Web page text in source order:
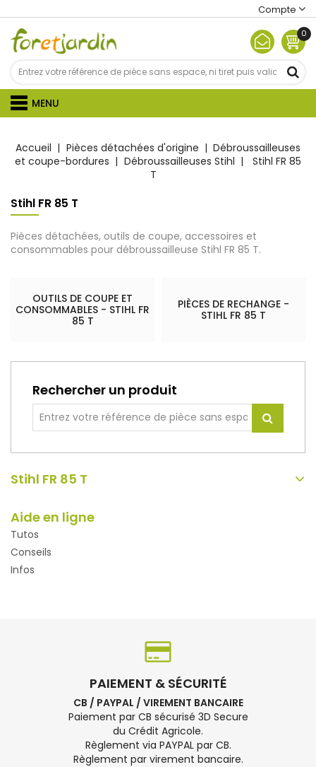
Compte
0
MENU
Accueil Pièces détachées d'origine
Débroussailleuses
et coupe-bordures
Débroussailleuses Stihl
Stihl FR 85
T
Stihl FR 85 T
Pièces détachées, outils de coupe, accessoires et
consommables pour débroussailleuse Stihl FR 85 T.
OUTILS DE COUPE ET
CONSOMMABLES - STIHL FR
85 T
PIÈCES DE RECHANGE -
STIHL FR 85 T
Rechercher un produit
Stihl FR 85 T
Aide en ligne
Tutos
Conseils
Infos
PAIEMENT & SÉCURITÉ
CB / PAYPAL / VIREMENT BANCAIRE
Paiement par CB sécurisé 3D Secure
du Crédit Agricole.
Règlement via PAYPAL par CB.
Règlement par virement bancaire.